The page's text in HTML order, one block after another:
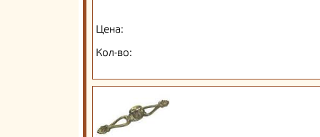
Цена:
Кол-во: